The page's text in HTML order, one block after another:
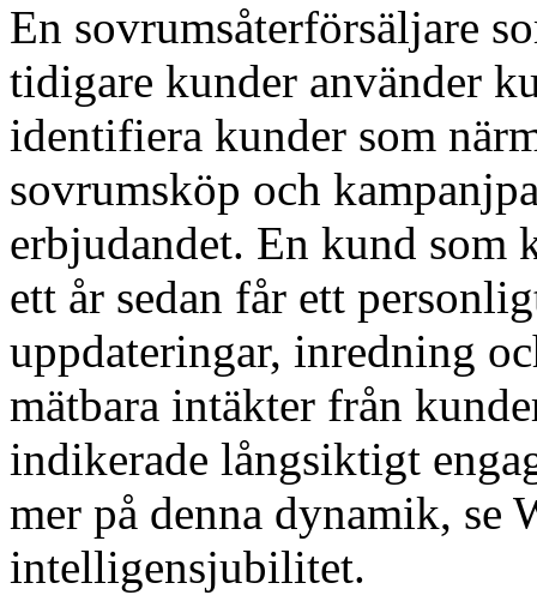
En sovrumsåterförsäljare
tidigare kunder använder
identifiera kunder som
sovrumsköp och
erbjudandet. En kund som
ett år sedan får ett
uppdateringar, inredning
mätbara intäkter från
indikerade långsiktigt
mer på denna dynamik, se
intelligensjubilitet.